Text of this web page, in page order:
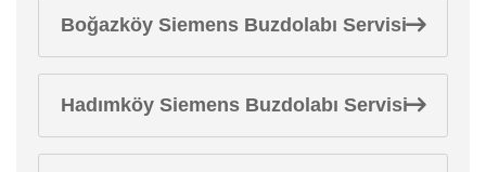
Boğazköy Siemens Buzdolabı Servisi
Hadımköy Siemens Buzdolabı Servisi